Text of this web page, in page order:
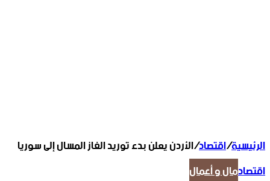
الرئيسية/اقتصاد/الأردن يعلن بدء توريد الغاز المسال إلى سوريا
اقتصادمال و أعمال